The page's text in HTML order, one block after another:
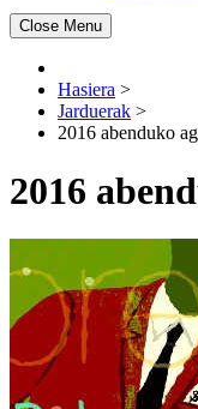
Close Menu
Hasiera >
Jarduerak >
2016 abenduko
2016